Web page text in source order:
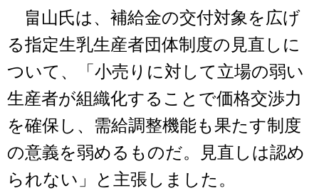
畠山氏は、補給金の交付対象を広げ
る指定生乳生産者団体制度の見直しに
ついて、「小売りに対して立場の弱い
生産者が組織化することで価格交渉力
を確保し、需給調整機能も果たす制度
の意義を弱めるものだ。見直しは認め
られない」と主張しました。